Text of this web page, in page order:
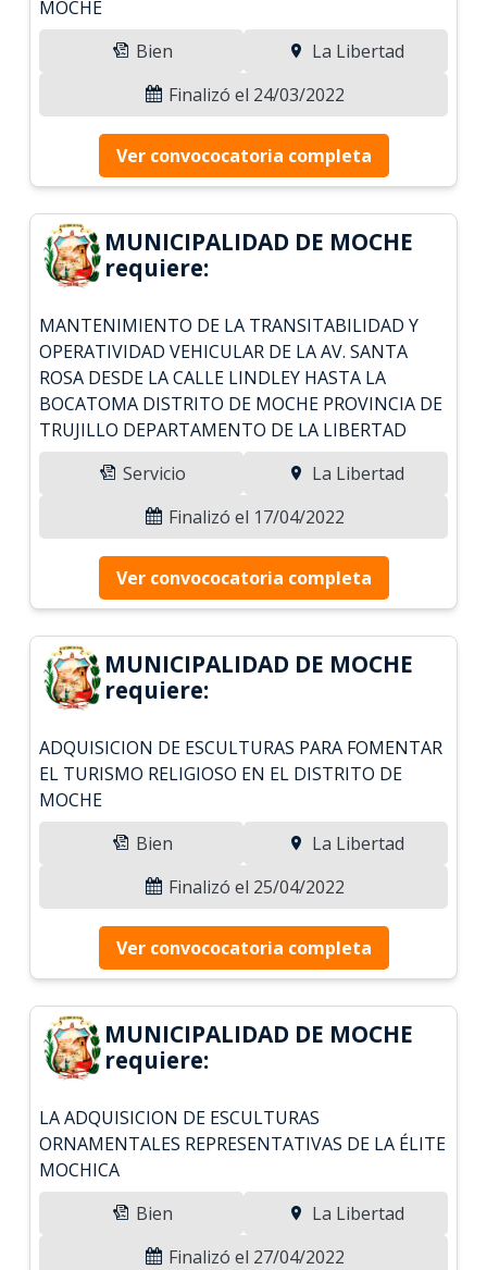
MOCHE
Bien
La Libertad
Finalizó el 24/03/2022
Ver convococatoria completa
MUNICIPALIDAD DE MOCHE
requiere:
MANTENIMIENTO DE LA TRANSITABILIDAD Y
OPERATIVIDAD VEHICULAR DE LA AV. SANTA
ROSA DESDE LA CALLE LINDLEY HASTA LA
BOCATOMA DISTRITO DE MOCHE PROVINCIA DE
TRUJILLO DEPARTAMENTO DE LA LIBERTAD
Servicio
La Libertad
Finalizó el 17/04/2022
Ver convococatoria completa
MUNICIPALIDAD DE MOCHE
requiere:
ADQUISICION DE ESCULTURAS PARA FOMENTAR
EL TURISMO RELIGIOSO EN EL DISTRITO DE
MOCHE
Bien
La Libertad
Finalizó el 25/04/2022
Ver convococatoria completa
MUNICIPALIDAD DE MOCHE
requiere:
LA ADQUISICION DE ESCULTURAS
ORNAMENTALES REPRESENTATIVAS DE LA ÉLITE
MOCHICA
Bien
La Libertad
Finalizó el 27/04/2022